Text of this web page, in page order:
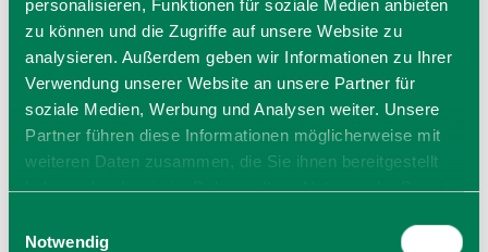
personalisieren, Funktionen für soziale Medien anbieten
zu können und die Zugriffe auf unsere Website zu
analysieren. Außerdem geben wir Informationen zu Ihrer
Verwendung unserer Website an unsere Partner für
soziale Medien, Werbung und Analysen weiter. Unsere
Partner führen diese Informationen möglicherweise mit
weiteren Daten zusammen, die Sie ihnen bereitgestellt
haben oder die sie im Rahmen Ihrer Nutzung der Dienste
Cookies, wenn Sie unsere Webseite weiterhin nutzen.
Notwendig